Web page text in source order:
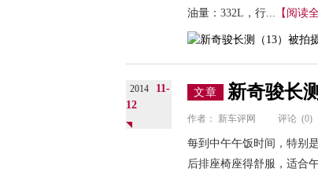
油量：332L，行... 【阅读
2014
11-
12
文章 新奇骏长
作者： 新车评网 评论 (0)
每到中午午饭时间，特别
后排座椅座得舒服，适合